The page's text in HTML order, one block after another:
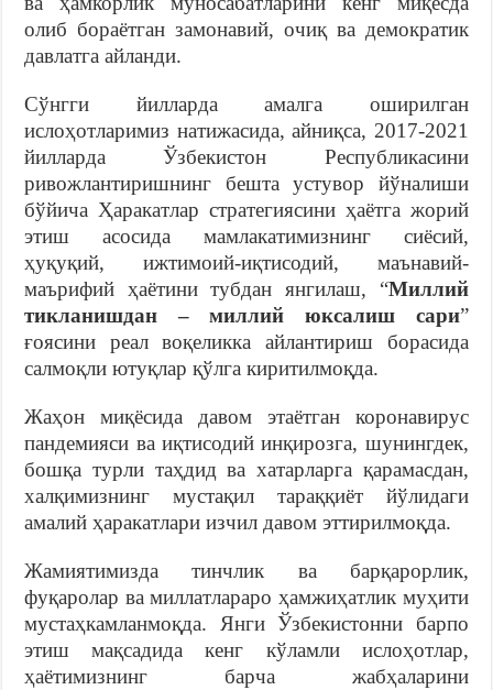
олиб бораётган замонавий, очиқ ва демократик
давлатга айланди.
Сўнгги йилларда амалга оширилган
ислоҳотларимиз натижасида, айниқса, 2017-2021
йилларда Ўзбекистон Республикасини
ривожлантиришнинг бешта устувор йўналиши
бўйича Ҳаракатлар стратегиясини ҳаётга жорий
этиш асосида мамлакатимизнинг сиёсий,
ҳуқуқий, ижтимоий-иқтисодий, маънавий-
маърифий ҳаётини тубдан янгилаш, “Миллий
тикланишдан – миллий юксалиш сари”
ғоясини реал воқеликка айлантириш борасида
салмоқли ютуқлар қўлга киритилмоқда.
Жаҳон миқёсида давом этаётган коронавирус
пандемияси ва иқтисодий инқирозга, шунингдек,
бошқа турли таҳдид ва хатарларга қарамасдан,
халқимизнинг мустақил тараққиёт йўлидаги
амалий ҳаракатлари изчил давом эттирилмоқда.
Жамиятимизда тинчлик ва барқарорлик,
фуқаролар ва миллатлараро ҳамжиҳатлик муҳити
мустаҳкамланмоқда. Янги Ўзбекистонни барпо
этиш мақсадида кенг кўламли ислоҳотлар,
ҳаётимизнинг барча жабҳаларини